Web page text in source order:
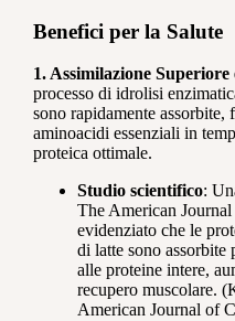
Benefici per la Salute
1. Assimilazione Superiore
processo di idrolisi
sono rapidamente assorbite,
aminoacidi essenziali in
proteica ottimale.
Studio scientifico:
The American
evidenziato che le
di latte sono assorbite
alle proteine intere,
recupero muscolare.
American Journal of